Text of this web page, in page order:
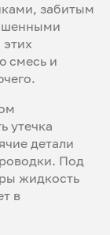
забитым
смесь и
утечка
детали
Под
жидкость
в